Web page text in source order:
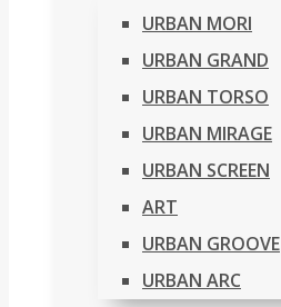
URBAN MORI
URBAN GRAND
URBAN TORSO
URBAN MIRAGE
URBAN SCREEN
ART
URBAN GROOVE
URBAN ARC